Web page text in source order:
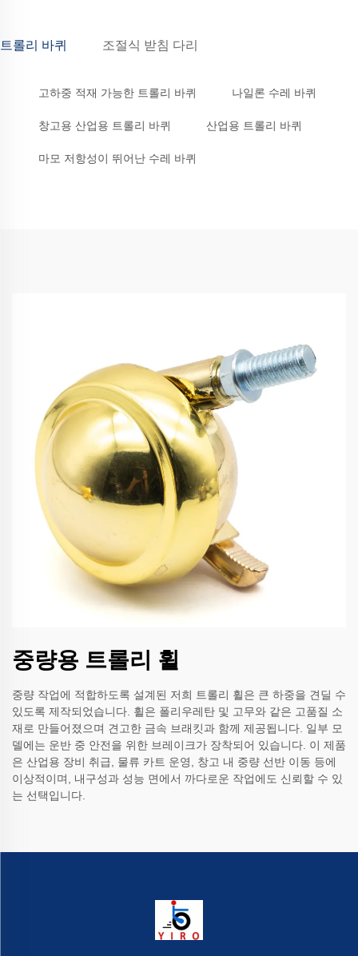
트롤리 바퀴 조절식 받침 다리
고하중 적재 가능한 트롤리 바퀴 나일론 수레 바퀴
창고용 산업용 트롤리 바퀴 산업용 트롤리 바퀴
마모 저항성이 뛰어난 수레 바퀴
중량용 트롤리 휠
중량 작업에 적합하도록 설계된 저희 트롤리 휠은 큰 하중을 견딜 수
있도록 제작되었습니다. 휠은 폴리우레탄 및 고무와 같은 고품질 소
재로 만들어졌으며 견고한 금속 브래킷과 함께 제공됩니다. 일부 모
델에는 운반 중 안전을 위한 브레이크가 장착되어 있습니다. 이 제품
은 산업용 장비 취급, 물류 카트 운영, 창고 내 중량 선반 이동 등에
이상적이며, 내구성과 성능 면에서 까다로운 작업에도 신뢰할 수 있
는 선택입니다.